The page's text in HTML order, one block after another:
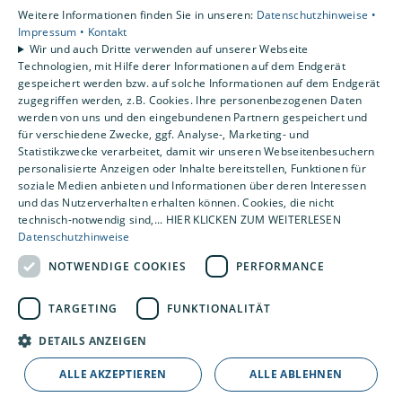
Privatkunden
Gewerbekunden
Karriere
Unternehmen
Kontakt
Um externe HTML-Inhalte anzuzeigen, benötigen
wir Ihre Einwilligung.
Weitere Informationen finden Sie in unserer
Datenschutzerklärung.
Cookie-Einstellungen öffnen
Weitere Informationen finden Sie in unseren: Datenschutzhinweise •
Impressum • Kontakt
Wir und auch Dritte verwenden auf unserer Webseite
Technologien, mit Hilfe derer Informationen auf dem Endgerät
gespeichert werden bzw. auf solche Informationen auf dem Endgerät
zugegriffen werden, z.B. Cookies. Ihre personenbezogenen Daten
werden von uns und den eingebundenen Partnern gespeichert und
für verschiedene Zwecke, ggf. Analyse-, Marketing- und
Statistikzwecke verarbeitet, damit wir unseren Webseitenbesuchern
personalisierte Anzeigen oder Inhalte bereitstellen, Funktionen für
soziale Medien anbieten und Informationen über deren Interessen
und das Nutzerverhalten erhalten können. Cookies, die nicht
technisch-notwendig sind,... HIER KLICKEN ZUM WEITERLESEN
Datenschutzhinweise
NOTWENDIGE COOKIES
PERFORMANCE
TARGETING FUNKTIONALITÄT
DETAILS ANZEIGEN
ALLE AKZEPTIEREN ALLE ABLEHNEN